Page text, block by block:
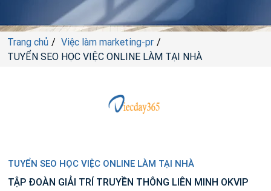
Trang chủ
Việc làm marketing-pr
TUYỂN SEO HỌC VIỆC ONLINE LÀM TẠI NHÀ
TUYỂN SEO HỌC VIỆC ONLINE LÀM TẠI NHÀ
TẬP ĐOÀN GIẢI TRÍ TRUYỀN THÔNG LIÊN MINH OKVIP